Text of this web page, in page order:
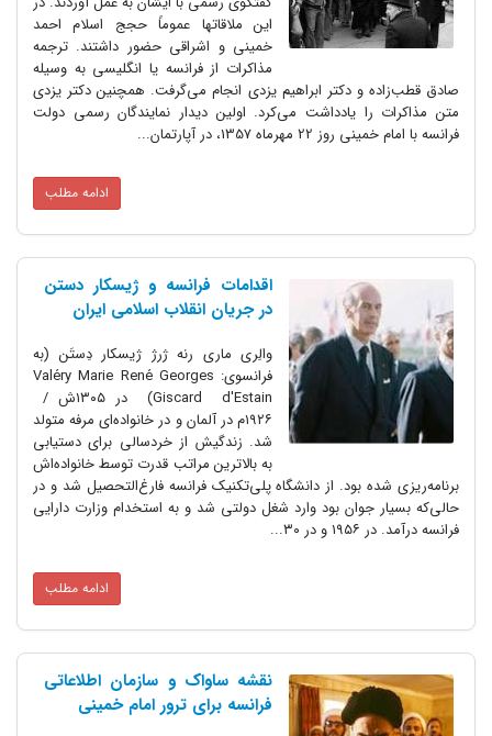
این ملاقاتها عموماً حجج اسلام احمد
خمینی و اشراقی حضور داشتند. ترجمه
مذاکرات از فرانسه یا انگلیسی به وسیله
صادق قطب‌زاده و دکتر ابراهیم یزدی انجام می‌گرفت. همچنین دکتر یزدی
متن مذاکرات را یادداشت می‌کرد. اولین دیدار نمایندگان رسمی دولت
فرانسه با امام خمینی روز 22 مهرماه 1357، در آپارتمان...
ادامه مطلب
اقدامات فرانسه و ژیسکار دستن
در جریان انقلاب اسلامی ایران
والِری ماری رنه ژرژ ژیسکار دِستَن (به
فرانسوی: Valéry Marie René Georges
Giscard d'Estain) در ۱۳۰۵ش /
۱۹۲۶م در آلمان و در خانواده‌ای مرفه متولد
شد. زندگیش از خردسالی برای دستیابی
به بالاترین مراتب قدرت توسط خانواده‌اش
برنامه‌ریزی شده بود. از دانشگاه پلی‌تکنیک فرانسه فارغ‌التحصیل شد و در
حالی‌که بسیار جوان بود وارد شغل دولتی شد و به استخدام وزارت دارایی
فرانسه درآمد. در ۱۹۵۶ و در ۳۰...
ادامه مطلب
نقشه ساواک و سازمان اطلاعاتی
فرانسه برای ترور امام خمینی